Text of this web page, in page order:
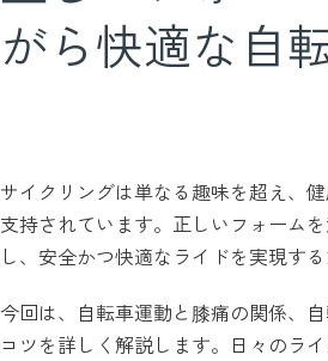
がら快適な自
サイクリングは単なる趣味を超え、
支持されています。正しいフォーム
し、安全かつ快適なライドを実現す
今回は、自転車運動と膝痛の関係、
コツを詳しく解説します。日々のラ